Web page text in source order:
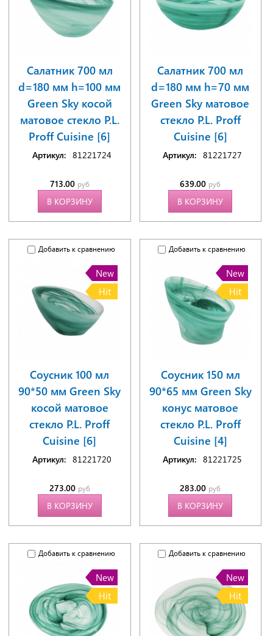
Салатник 700 мл
d=180 мм h=100 мм
Green Sky косой
матовое стекло P.L.
Proff Cuisine [6]
Артикул: 81221724
713.00 руб
В КОРЗИНУ
Салатник 700 мл
d=180 мм h=70 мм
Green Sky матовое
стекло P.L. Proff
Cuisine [6]
Артикул: 81221727
639.00 руб
В КОРЗИНУ
Добавить к сравнению
New
Hit
Соусник 100 мл
90*50 мм Green Sky
косой матовое
стекло P.L. Proff
Cuisine [6]
Артикул: 81221720
273.00 руб
В КОРЗИНУ
Добавить к сравнению
New
Hit
Соусник 150 мл
90*65 мм Green Sky
конус матовое
стекло P.L. Proff
Cuisine [4]
Артикул: 81221725
283.00 руб
В КОРЗИНУ
Добавить к сравнению
New
Hit
Добавить к сравнению
New
Hit